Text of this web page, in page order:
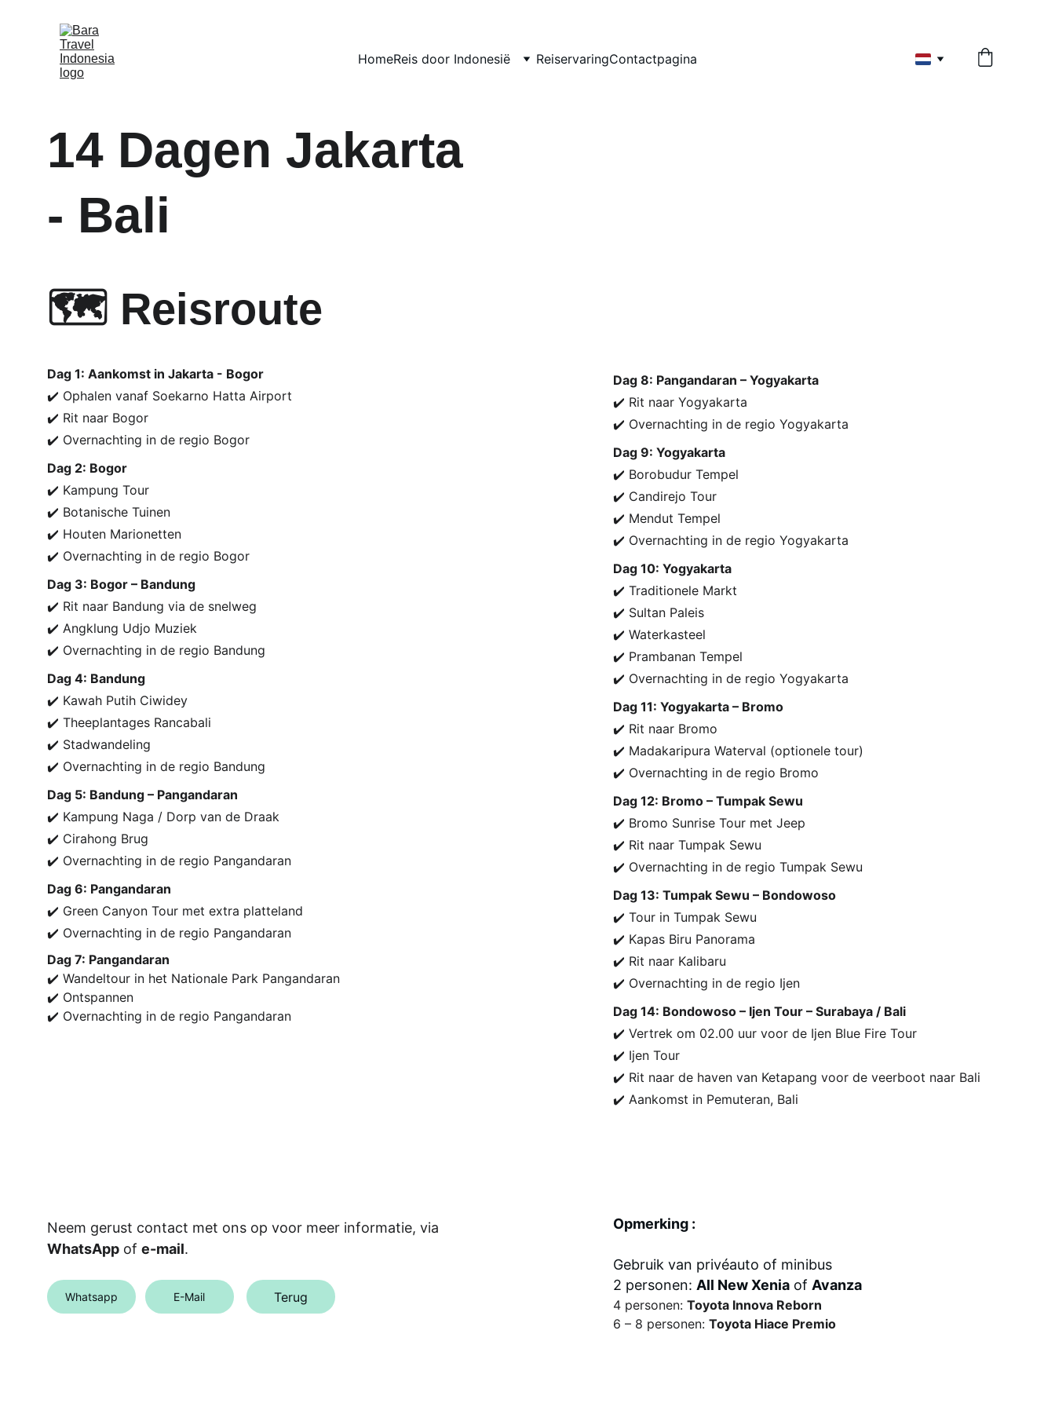
HomeReis door Indonesië ReiservaringContactpagina
14 Dagen Jakarta
- Bali
🗺️ Reisroute
Dag 1: Aankomst in Jakarta - Bogor
✔️ Ophalen vanaf Soekarno Hatta Airport
✔️ Rit naar Bogor
✔️ Overnachting in de regio Bogor
Dag 2: Bogor
✔️ Kampung Tour
✔️ Botanische Tuinen
✔️ Houten Marionetten
✔️ Overnachting in de regio Bogor
Dag 3: Bogor – Bandung
✔️ Rit naar Bandung via de snelweg
✔️ Angklung Udjo Muziek
✔️ Overnachting in de regio Bandung
Dag 4: Bandung
✔️ Kawah Putih Ciwidey
✔️ Theeplantages Rancabali
✔️ Stadwandeling
✔️ Overnachting in de regio Bandung
Dag 5: Bandung – Pangandaran
✔️ Kampung Naga / Dorp van de Draak
✔️ Cirahong Brug
✔️ Overnachting in de regio Pangandaran
Dag 6: Pangandaran
✔️ Green Canyon Tour met extra platteland
✔️ Overnachting in de regio Pangandaran
Dag 7: Pangandaran
✔️ Wandeltour in het Nationale Park Pangandaran
✔️ Ontspannen
✔️ Overnachting in de regio Pangandaran
Dag 8: Pangandaran – Yogyakarta
✔️ Rit naar Yogyakarta
✔️ Overnachting in de regio Yogyakarta
Dag 9: Yogyakarta
✔️ Borobudur Tempel
✔️ Candirejo Tour
✔️ Mendut Tempel
✔️ Overnachting in de regio Yogyakarta
Dag 10: Yogyakarta
✔️ Traditionele Markt
✔️ Sultan Paleis
✔️ Waterkasteel
✔️ Prambanan Tempel
✔️ Overnachting in de regio Yogyakarta
Dag 11: Yogyakarta – Bromo
✔️ Rit naar Bromo
✔️ Madakaripura Waterval (optionele tour)
✔️ Overnachting in de regio Bromo
Dag 12: Bromo – Tumpak Sewu
✔️ Bromo Sunrise Tour met Jeep
✔️ Rit naar Tumpak Sewu
✔️ Overnachting in de regio Tumpak Sewu
Dag 13: Tumpak Sewu – Bondowoso
✔️ Tour in Tumpak Sewu
✔️ Kapas Biru Panorama
✔️ Rit naar Kalibaru
✔️ Overnachting in de regio Ijen
Dag 14: Bondowoso – Ijen Tour – Surabaya / Bali
✔️ Vertrek om 02.00 uur voor de Ijen Blue Fire Tour
✔️ Ijen Tour
✔️ Rit naar de haven van Ketapang voor de veerboot naar Bali
✔️ Aankomst in Pemuteran, Bali
Opmerking :
Gebruik van privéauto of minibus
2 personen: All New Xenia of Avanza
4 personen: Toyota Innova Reborn
6 – 8 personen: Toyota Hiace Premio
Terug
Whatsapp E-Mail
Neem gerust contact met ons op voor meer informatie, via
WhatsApp of e-mail.